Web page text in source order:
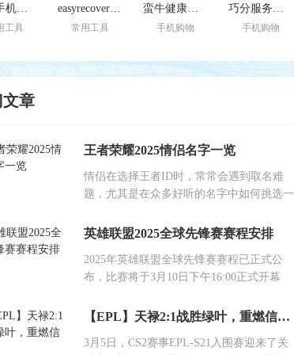
免费手机恢复大师安卓版
工具
easyrecovery手机版免费版
常用工具
蛮牛健康苹果版
手机购物
巧分服务苹果最新版
手机购物
章
王者荣耀2025情侣名字一览
情侣在选择王者ID时，常常会遇到取名难
题，尤其是在众多好听的名字中如何挑选一
英雄联盟2025全球先锋赛赛程安排
2025年英雄联盟全球先锋赛赛程已正式公
布，比赛将于3月10日下午16:00正式开幕
【EPL】天禄2:1战胜绿叶，重燃信念！
3月5日，CS2赛事EPL-S21入围赛迎来了关